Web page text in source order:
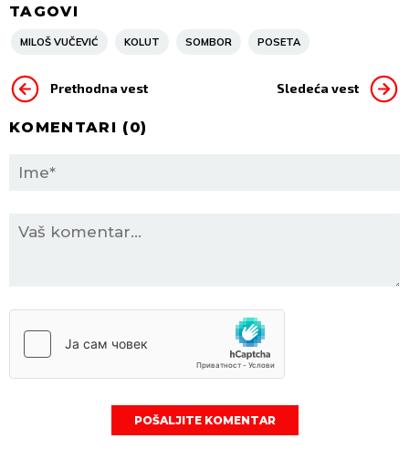
TAGOVI
MILOŠ VUČEVIĆ KOLUT SOMBOR POSETA
Prethodna vest Sledeća vest
KOMENTARI (0)
POŠALJITE KOMENTAR